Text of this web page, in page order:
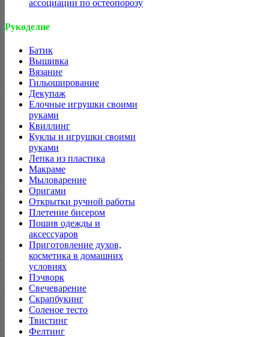
ассоциации по остеопорозу
Рукоделие
Батик
Вышивка
Вязание
Гильоширование
Декупаж
Елочные игрушки своими
руками
Квиллинг
Куклы и игрушки своими
руками
Лепка из пластика
Макраме
Мыловарение
Оригами
Открытки ручной работы
Плетение бисером
Пошив одежды и
аксессуаров
Приготовление духов,
косметика в домашних
условиях
Пэчворк
Свечеварение
Скрапбукинг
Соленое тесто
Твистинг
Фелтинг